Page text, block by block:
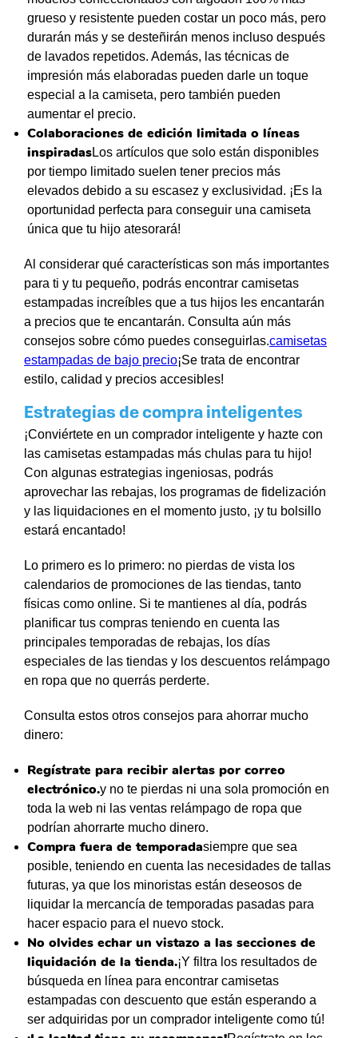
grueso y resistente pueden costar un poco más, pero
durarán más y se desteñirán menos incluso después
de lavados repetidos. Además, las técnicas de
impresión más elaboradas pueden darle un toque
especial a la camiseta, pero también pueden
aumentar el precio.
Colaboraciones de edición limitada o líneas
inspiradasLos artículos que solo están disponibles
por tiempo limitado suelen tener precios más
elevados debido a su escasez y exclusividad. ¡Es la
oportunidad perfecta para conseguir una camiseta
única que tu hijo atesorará!
Al considerar qué características son más importantes
para ti y tu pequeño, podrás encontrar camisetas
estampadas increíbles que a tus hijos les encantarán
a precios que te encantarán. Consulta aún más
consejos sobre cómo puedes conseguirlas.camisetas
estampadas de bajo precio¡Se trata de encontrar
estilo, calidad y precios accesibles!
Estrategias de compra inteligentes
¡Conviértete en un comprador inteligente y hazte con
las camisetas estampadas más chulas para tu hijo!
Con algunas estrategias ingeniosas, podrás
aprovechar las rebajas, los programas de fidelización
y las liquidaciones en el momento justo, ¡y tu bolsillo
estará encantado!
Lo primero es lo primero: no pierdas de vista los
calendarios de promociones de las tiendas, tanto
físicas como online. Si te mantienes al día, podrás
planificar tus compras teniendo en cuenta las
principales temporadas de rebajas, los días
especiales de las tiendas y los descuentos relámpago
en ropa que no querrás perderte.
Consulta estos otros consejos para ahorrar mucho
dinero:
Regístrate para recibir alertas por correo
electrónico.y no te pierdas ni una sola promoción en
toda la web ni las ventas relámpago de ropa que
podrían ahorrarte mucho dinero.
Compra fuera de temporadasiempre que sea
posible, teniendo en cuenta las necesidades de tallas
futuras, ya que los minoristas están deseosos de
liquidar la mercancía de temporadas pasadas para
hacer espacio para el nuevo stock.
No olvides echar un vistazo a las secciones de
liquidación de la tienda.¡Y filtra los resultados de
búsqueda en línea para encontrar camisetas
estampadas con descuento que están esperando a
ser adquiridas por un comprador inteligente como tú!